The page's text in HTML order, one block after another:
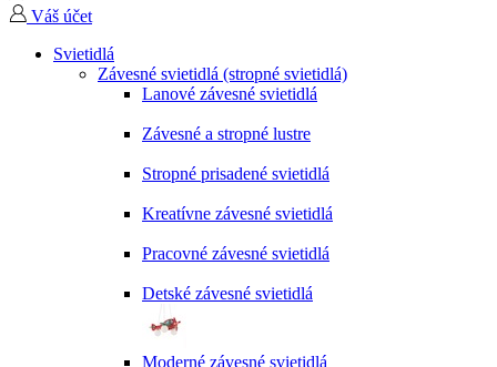
Váš účet
Svietidlá
Závesné svietidlá (stropné svietidlá)
Lanové závesné svietidlá
Závesné a stropné lustre
Stropné prisadené svietidlá
Kreatívne závesné svietidlá
Pracovné závesné svietidlá
Detské závesné svietidlá
Moderné závesné svietidlá